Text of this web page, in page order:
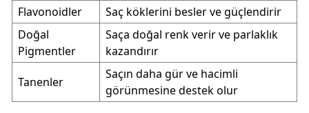
Flavonoidler
Saç köklerini besler ve güçlendirir
Doğal
Pigmentler
Saça doğal renk verir ve parlaklık
kazandırır
Tanenler
Saçın daha gür ve hacimli
görünmesine destek olur